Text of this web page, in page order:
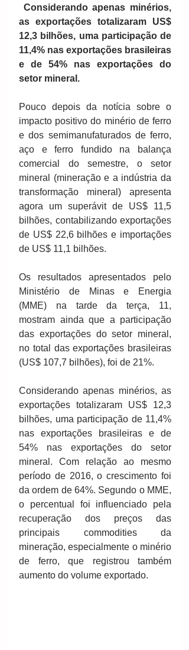
Considerando apenas minérios,
as exportações totalizaram US$
12,3 bilhões, uma participação de
11,4% nas exportações brasileiras
e de 54% nas exportações do
setor mineral.
Pouco depois da notícia sobre o
impacto positivo do minério de ferro
e dos semimanufaturados de ferro,
aço e ferro fundido na balança
comercial do semestre, o setor
mineral (mineração e a indústria da
transformação mineral) apresenta
agora um superávit de US$ 11,5
bilhões, contabilizando exportações
de US$ 22,6 bilhões e importações
de US$ 11,1 bilhões.
Os resultados apresentados pelo
Ministério de Minas e Energia
(MME) na tarde da terça, 11,
mostram ainda que a participação
das exportações do setor mineral,
no total das exportações brasileiras
(US$ 107,7 bilhões), foi de 21%.
Considerando apenas minérios, as
exportações totalizaram US$ 12,3
bilhões, uma participação de 11,4%
nas exportações brasileiras e de
54% nas exportações do setor
mineral. Com relação ao mesmo
período de 2016, o crescimento foi
da ordem de 64%. Segundo o MME,
o percentual foi influenciado pela
recuperação dos preços das
principais commodities da
mineração, especialmente o minério
de ferro, que registrou também
aumento do volume exportado.